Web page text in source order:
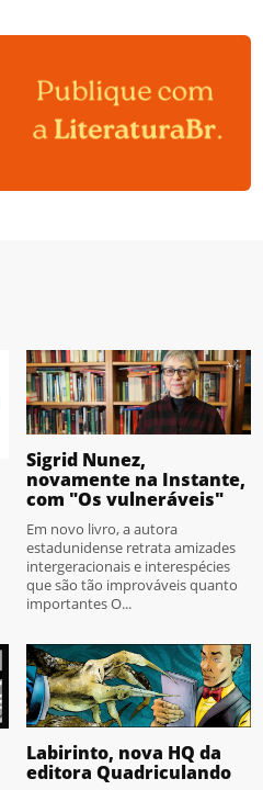
Sigrid Nunez,
novamente na Instante,
com "Os vulneráveis"
Em novo livro, a autora
estadunidense retrata amizades
intergeracionais e interespécies
que são tão improváveis quanto
importantes O...
Labirinto, nova HQ da
editora Quadriculando